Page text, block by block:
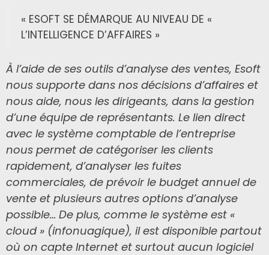
« ESOFT SE DÉMARQUE AU NIVEAU DE «
L’INTELLIGENCE D’AFFAIRES »
À l’aide de ses outils d’analyse des ventes, Esoft
nous supporte dans nos décisions d’affaires et
nous aide, nous les dirigeants, dans la gestion
d’une équipe de représentants. Le lien direct
avec le système comptable de l’entreprise
nous permet de catégoriser les clients
rapidement, d’analyser les fuites
commerciales, de prévoir le budget annuel de
vente et plusieurs autres options d’analyse
possible… De plus, comme le système est «
cloud » (infonuagique), il est disponible partout
où on capte Internet et surtout aucun logiciel